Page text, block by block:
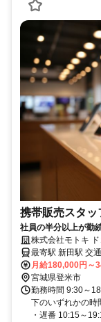
携帯販売スタッ
社員の半分以上が勤
「一生モノの安定」
株式会社モトキ
最寄駅 新田駅 交通アクセス 「新田駅」から車で約15分 ※ドコモショ
ップ佐沼梅ノ木店での勤務と
を推奨しています。
月給180,000円～
宮城県登米市
勤務時間 9:30～
下のいずれかの時
・遅番 10:15～